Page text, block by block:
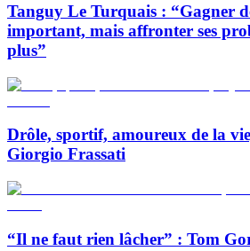
Tanguy Le Turquais : “Gagner
important, mais affronter ses
plus”
Drôle, sportif, amoureux de la
Giorgio Frassati
“Il ne faut rien lâcher” : Tom